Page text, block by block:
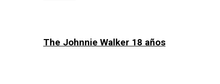
The Johnnie Walker 18 años